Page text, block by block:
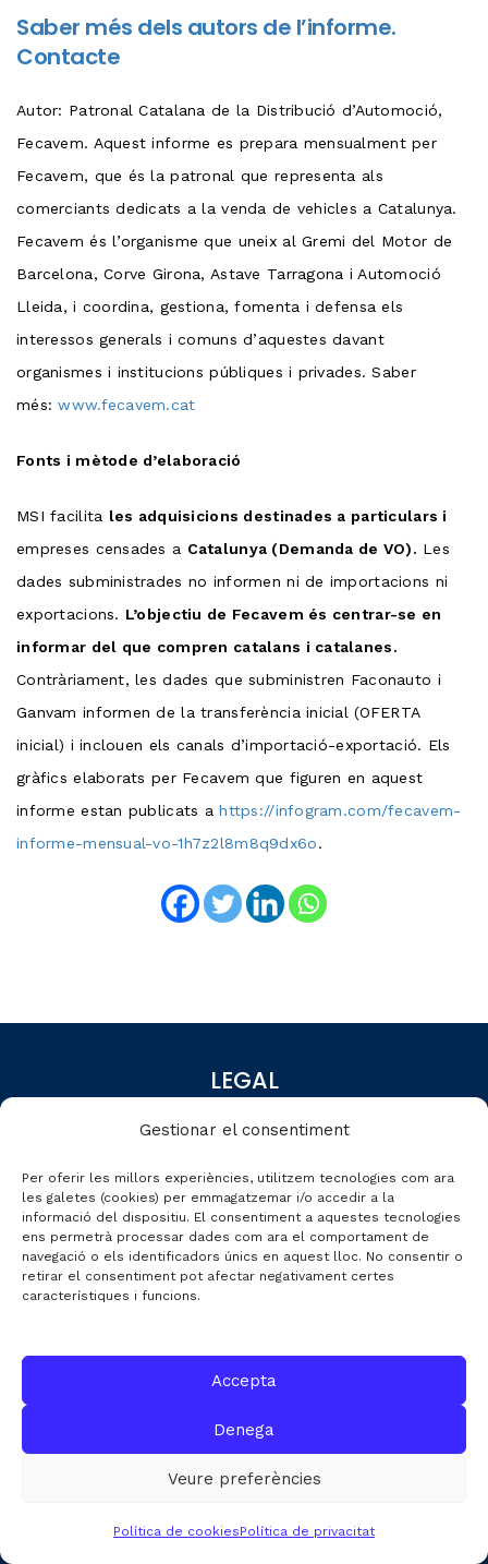
Gestionar el consentiment
Per oferir les millors experiències, utilitzem tecnologies com ara
les galetes (cookies) per emmagatzemar i/o accedir a la
informació del dispositiu. El consentiment a aquestes tecnologies
ens permetrà processar dades com ara el comportament de
navegació o els identificadors únics en aquest lloc. No consentir o
retirar el consentiment pot afectar negativament certes
característiques i funcions.
Accepta
Denega
Veure preferències
Política de cookiesPolítica de privacitat
Saber més dels autors de l’informe.
Contacte
Autor: Patronal Catalana de la Distribució d’Automoció,
Fecavem. Aquest informe es prepara mensualment per
Fecavem, que és la patronal que representa als
comerciants dedicats a la venda de vehicles a Catalunya.
Fecavem és l’organisme que uneix al Gremi del Motor de
Barcelona, Corve Girona, Astave Tarragona i Automoció
Lleida, i coordina, gestiona, fomenta i defensa els
interessos generals i comuns d’aquestes davant
organismes i institucions públiques i privades. Saber
més: www.fecavem.cat
Fonts i mètode d’elaboració
MSI facilita les adquisicions destinades a particulars i
empreses censades a Catalunya (Demanda de VO). Les
dades subministrades no informen ni de importacions ni
exportacions. L’objectiu de Fecavem és centrar-se en
informar del que compren catalans i catalanes.
Contràriament, les dades que subministren Faconauto i
Ganvam informen de la transferència inicial (OFERTA
inicial) i inclouen els canals d’importació-exportació. Els
gràfics elaborats per Fecavem que figuren en aquest
informe estan publicats a https://infogram.com/fecavem-
informe-mensual-vo-1h7z2l8m8q9dx6o.
LEGAL
Política de privacitat
DESTACATS
Automobile Talks
CONTACTE